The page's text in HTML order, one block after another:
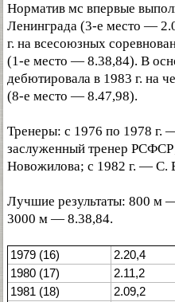
Норматив мс впервые
Ленинграда (3-е место —
г. на всесоюзных
(1-е место — 8.38,84). В
дебютировала в 1983 г. на
(8-е место — 8.47,98).
Тренеры: с 1976 по 1978 г.
заслуженный тренер
Новожилова; с 1982 г. — С.
Лучшие результаты: 800 м
3000 м — 8.38,84.
1979 (16) 2.20,4
1980 (17)
2.11,2
1981 (18)
2.09,2